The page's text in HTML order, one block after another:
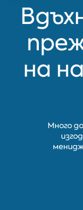
на
Много